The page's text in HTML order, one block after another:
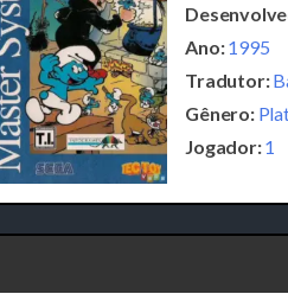
Ano:1995
Tradutor:
Gênero:
Jogador:1